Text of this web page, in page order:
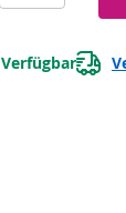
Verfügbar